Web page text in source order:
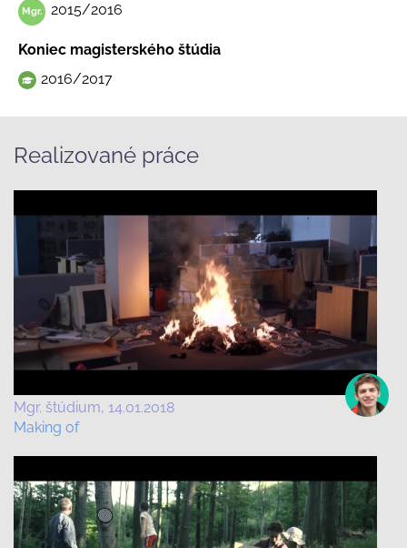
2015/2016
Koniec magisterského štúdia
2016/2017
Realizované práce
Mgr. štúdium 14.01.2018
Making of